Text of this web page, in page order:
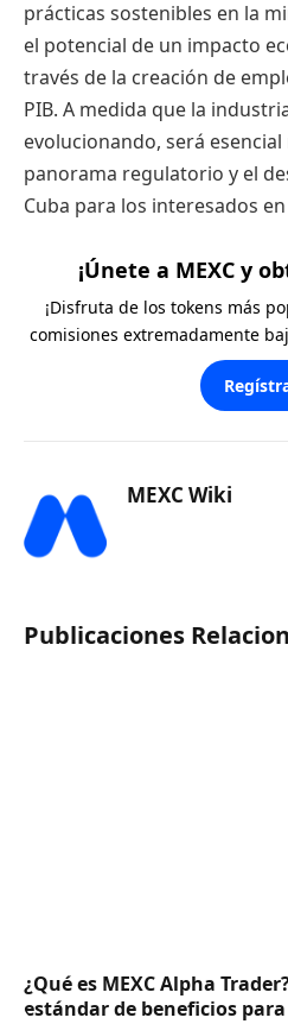
prácticas sostenibles en la
el potencial de un impacto
través de la creación de
PIB. A medida que la
evolucionando, será
panorama regulatorio y el
Cuba para los interesados
¡Únete a MEXC y
¡Disfruta de los tokens más
comisiones extremadamente
MEXC Wiki
Publicaciones
¿Qué es MEXC Alpha
estándar de beneficios